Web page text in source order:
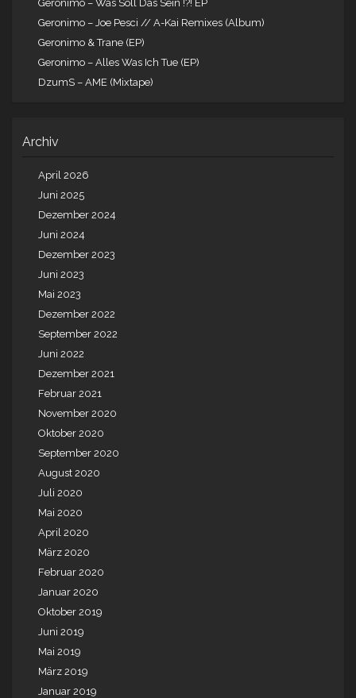
Geronimo – Was Soll Das Sein !?! EP
Geronimo – Joe Pesci // A-Kai Remixes (Album)
Geronimo & Trane (EP)
Geronimo – Alles Was Ich Tue (EP)
DzumS – AME (Mixtape)
Archiv
April 2026
Juni 2025
Dezember 2024
Juni 2024
Dezember 2023
Juni 2023
Mai 2023
Dezember 2022
September 2022
Juni 2022
Dezember 2021
Februar 2021
November 2020
Oktober 2020
September 2020
August 2020
Juli 2020
Mai 2020
April 2020
März 2020
Februar 2020
Januar 2020
Oktober 2019
Juni 2019
Mai 2019
März 2019
Januar 2019